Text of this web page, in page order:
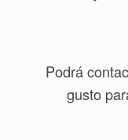
Podrá
gusto